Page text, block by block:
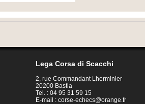
Lega Corsa di Scacchi
2, rue Commandant Lherminier
20200 Bastia
Tel. : 04 95 31 59 15
E-mail :corse-echecs@orange.fr